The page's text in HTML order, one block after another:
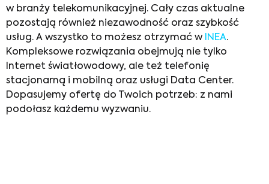
w branży telekomunikacyjnej. Cały czas aktualne
pozostają również niezawodność oraz szybkość
usług. A wszystko to możesz otrzymać w
INEA.
Kompleksowe rozwiązania obejmują nie tylko
Internet światłowodowy, ale też telefonię
stacjonarną i mobilną oraz usługi Data Center.
Dopasujemy ofertę do Twoich potrzeb: z nami
podołasz każdemu wyzwaniu.